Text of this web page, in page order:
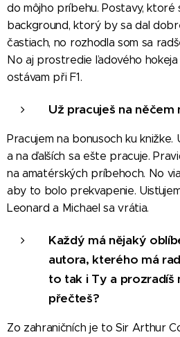
do môjho príbehu. Postavy, ktoré
background, ktorý by sa dal
častiach, no rozhodla som sa
No aj prostredie ľadového hokeja
ostávam při F1.
Už pracuješ na něčem
Pracujem na bonusoch ku knižke.
a na ďalších sa ešte pracuje.
na amatérských príbehoch. No
aby to bolo prekvapenie.
Leonard a Michael sa vrátia.
Každý má nějaký
autora, kterého má
to tak i Ty a prozradíš
přečteš?
Zo zahraničních je to Sir Arthur